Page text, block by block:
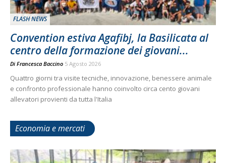
FLASH NEWS
Convention estiva Agafibj, la Basilicata al
centro della formazione dei giovani...
Di Francesca Baccino 5 Agosto 2026
Quattro giorni tra visite tecniche, innovazione, benessere animale
e confronto professionale hanno coinvolto circa cento giovani
allevatori provienti da tutta l'Italia
Economia e mercati